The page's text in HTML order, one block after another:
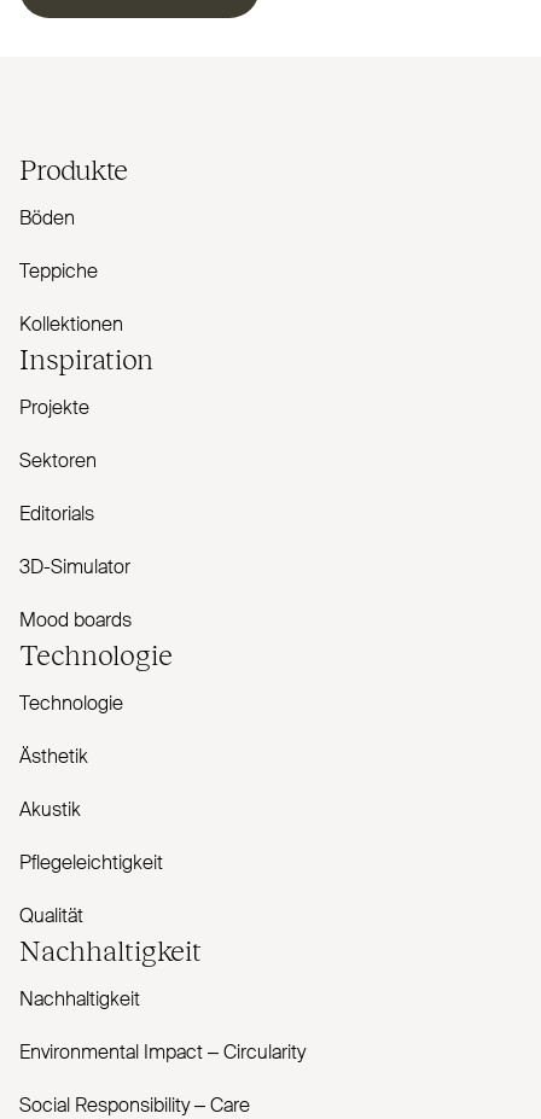
Produkte
Böden
Teppiche
Kollektionen
Inspiration
Projekte
Sektoren
Editorials
3D-Simulator
Mood boards
Technologie
Technologie
Ästhetik
Akustik
Pflegeleichtigkeit
Qualität
Nachhaltigkeit
Nachhaltigkeit
Envi­ronmental Impact – Cir­cularity
Social Responsibility – Care